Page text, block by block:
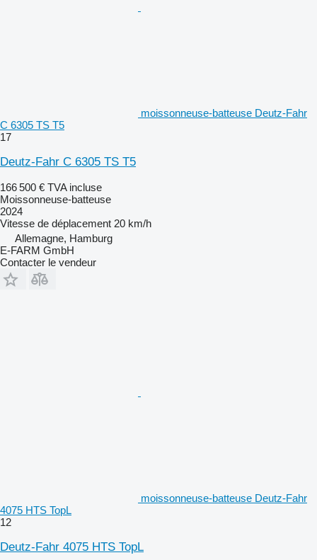
moissonneuse-batteuse Deutz-Fahr
C 6305 TS T5
17
Deutz-Fahr C 6305 TS T5
166 500 € TVA incluse
Moissonneuse-batteuse
2024
Vitesse de déplacement 20 km/h
Allemagne, Hamburg
E-FARM GmbH
Contacter le vendeur
moissonneuse-batteuse Deutz-Fahr
4075 HTS TopL
12
Deutz-Fahr 4075 HTS TopL